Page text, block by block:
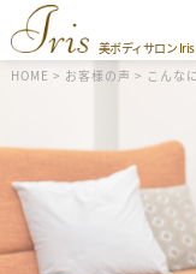
美ボディサロン
HOME > お客様の声 > こんな